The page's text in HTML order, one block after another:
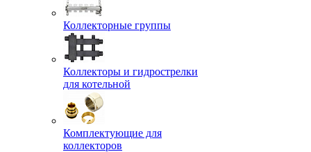
Коллекторные группы
Коллекторы и гидрострелки
для котельной
Комплектующие для
коллекторов